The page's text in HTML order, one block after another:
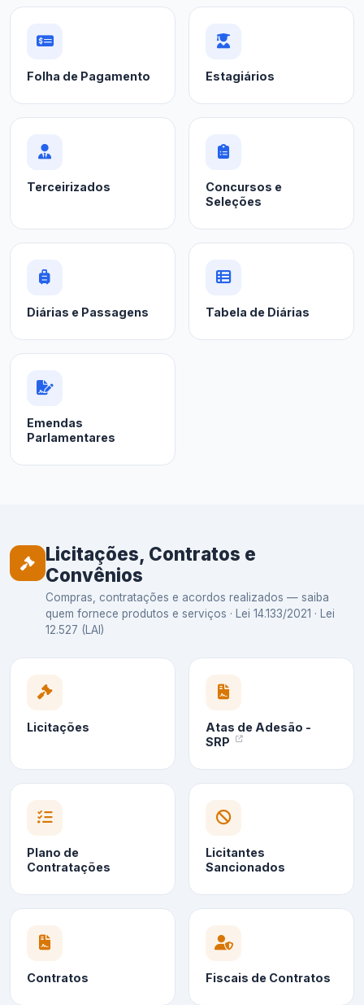
Folha de Pagamento Estagiários
Terceirizados
Concursos e
Seleções
Diárias e Passagens Tabela de Diárias
Emendas
Parlamentares
Licitações, Contratos e
Convênios
Compras, contratações e acordos realizados — saiba
quem fornece produtos e serviços · Lei 14.133/2021 · Lei
12.527 (LAI)
Licitações
Atas de Adesão -
SRP
Plano de
Contratações
Licitantes
Sancionados
Contratos Fiscais de Contratos